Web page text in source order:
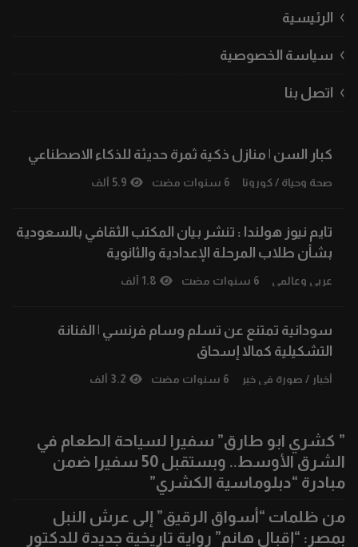
الرئيسية
سياسة الخصوصية
اتصل بنا
كبار السن | منازل ذكية ثمرة حديثة للذكاء الاصطناعي
صحة وحياة /كورونا 6 سنوات مضت 5.9 ألف
تايم نيوز هولندا : تنشر بيان المكتب الثقافي بالسعودية
بشأن طلاب المرحلة الإعدادية والثانوية
عربي وعالمي 6 سنوات مضت 1.8 ألف
سودانية تمتنع عن تسلم وسام فرنسي | الفنانة
التشكيلية كمالا إسحاق
أخبار / صورة في خبر 6 سنوات مضت 3.2 ألف
” كشري ابو طارق” سفيرا لسياحة الطعام في
الشرق الأوسط.. وبستقبل 50 سفيرا ضمن
مبادرة “دبلوماسية الكشري”
من ظلمات “أسواق الرقيق” إلى عرش النبل
بمصر: “إقبال هانم” رواية تاريخية جديدة للدكتور